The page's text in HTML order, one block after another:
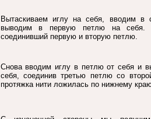
Вытаскиваем иглу на себя, вводим
выводим в первую петлю на себя.
соединивший первую и вторую петлю.
Снова вводим иглу в петлю от себя и
себя, соединив третью петлю со
протяжка нити ложилась по нижнему